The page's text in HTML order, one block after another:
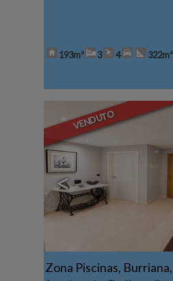
193m² 3 4 322m²
VENDUTO
<
Zona Piscinas, Burriana,